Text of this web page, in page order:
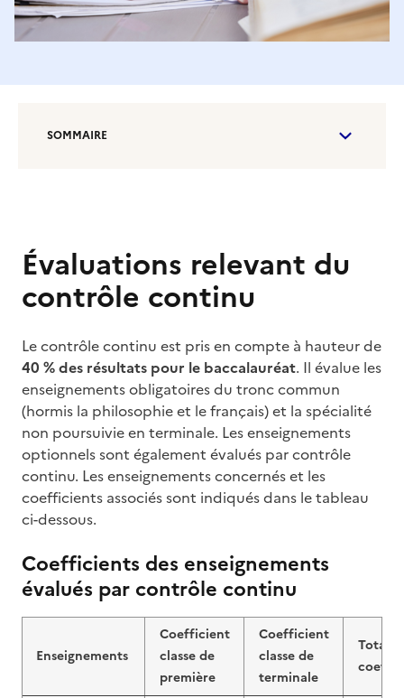
SOMMAIRE
Évaluations relevant du
contrôle continu
Le contrôle continu est pris en compte à hauteur de
40 % des résultats pour le baccalauréat. Il évalue les
enseignements obligatoires du tronc commun
(hormis la philosophie et le français) et la spécialité
non poursuivie en terminale. Les enseignements
optionnels sont également évalués par contrôle
continu. Les enseignements concernés et les
coefficients associés sont indiqués dans le tableau
ci-dessous.
Coefficients des enseignements
évalués par contrôle continu
Enseignements
Coefficient
classe de
première
Coefficient
classe de
terminale
Total